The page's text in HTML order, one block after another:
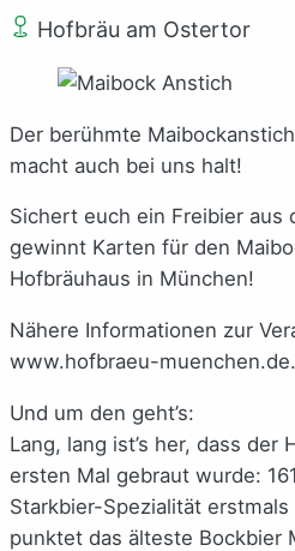
Hofbräu am Ostertor
Der berühmte
macht auch bei uns halt!
Sichert euch ein Freibier aus
gewinnt Karten für den
Hofbräuhaus in München!
Nähere Informationen zur
www.hofbraeu-muenchen.de.
Und um den geht’s:
Lang, lang ist’s her, dass der
ersten Mal gebraut wurde:
Starkbier-Spezialität
punktet das älteste Bockbier